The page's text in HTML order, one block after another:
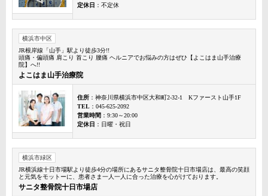
定休日 ：不定休
横浜市中区
JR根岸線「山手」駅より徒歩3分!!
頭痛・偏頭痛 肩こり 首こり 腰痛 ヘルニアでお悩みの方はぜひ【よこはま山手治療
院】へ!!
よこはま山手治療院
住所 ：神奈川県横浜市中区大和町2-32-1 Kファースト山手1F
TEL ：045-625-2092
営業時間 ：9:30～20:00
定休日 ：日曜・祝日
横浜市緑区
JR横浜線十日市場駅より徒歩4分の場所にあるサニタ整骨院十日市場店は、最高の笑顔
と元気をモットーに、患者さま一人一人に合った治療を心がけております。
サニタ整骨院十日市場店